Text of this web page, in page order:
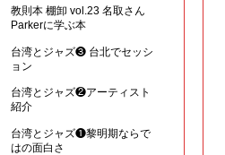
教則本 棚卸 vol.23 名取さん
Parkerに学ぶ本
台湾とジャズ❸ 台北でセッシ
ョン
台湾とジャズ❷アーティスト
紹介
台湾とジャズ❶黎明期ならで
はの面白さ